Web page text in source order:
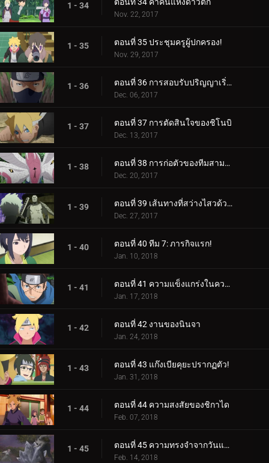
1 - 34
Nov. 22, 2017
1 - 35 ตอนที่ 35 ประชุมครูผู้ปกครอง!
Nov. 29, 2017
1 - 36 ตอนที่ 36 การสอบรับปริญญาเริ่มต้นขึ้นแล้ว!
Dec. 06, 2017
1 - 37 ตอนที่ 37 การตัดสินใจของชิโนบิ
Dec. 13, 2017
1 - 38 ตอนที่ 38 การก่อตัวของทีมสามคน?
Dec. 20, 2017
1 - 39 ตอนที่ 39 เส้นทางที่สว่างไสวด้วยพระจันทร์เต็มดวง
Dec. 27, 2017
1 - 40 ตอนที่ 40 ทีม 7: ภารกิจแรก!
Jan. 10, 2018
1 - 41 ตอนที่ 41 ความแข็งแกร่งในความสามัคคี
Jan. 17, 2018
1 - 42 ตอนที่ 42 งานของนินจา
Jan. 24, 2018
1 - 43 ตอนที่ 43 แก๊งเบียคุยะปรากฏตัว!
Jan. 31, 2018
1 - 44 ตอนที่ 44 ความสงสัยของชิกาได
Feb. 07, 2018
1 - 45 ตอนที่ 45 ความทรงจำจากวันแห่งหิมะ
Feb. 14, 2018